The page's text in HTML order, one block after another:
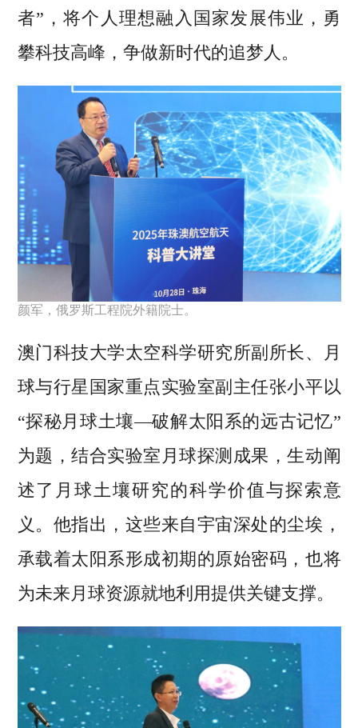
者”，将个人理想融入国家发展伟业，勇
攀科技高峰，争做新时代的追梦人。
颜军，俄罗斯工程院外籍院士。
澳门科技大学太空科学研究所副所长、月
球与行星国家重点实验室副主任张小平以
“探秘月球土壤—破解太阳系的远古记忆”
为题，结合实验室月球探测成果，生动阐
述了月球土壤研究的科学价值与探索意
义。他指出，这些来自宇宙深处的尘埃，
承载着太阳系形成初期的原始密码，也将
为未来月球资源就地利用提供关键支撑。